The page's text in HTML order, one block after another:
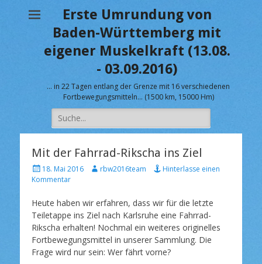
Erste Umrundung von
Baden-Württemberg mit
eigener Muskelkraft (13.08.
- 03.09.2016)
… in 22 Tagen entlang der Grenze mit 16 verschiedenen
Fortbewegungsmitteln… (1500 km, 15000 Hm)
Suche
nach:
Mit der Fahrrad-Rikscha ins Ziel
V
e
ö
f
f
e
n
t
18. Mai 2016
A
o
r
rbw2016team
Hinterlasse einen
Kommentar
Heute haben wir erfahren, dass wir für die letzte
Teiletappe ins Ziel nach Karlsruhe eine Fahrrad-
Rikscha erhalten! Nochmal ein weiteres originelles
Fortbewegungsmittel in unserer Sammlung. Die
Frage wird nur sein: Wer fährt vorne?